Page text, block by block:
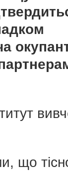
що